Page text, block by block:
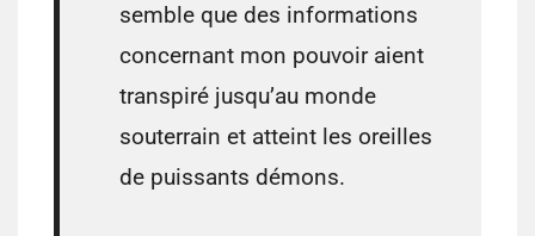
semble que des informations
concernant mon pouvoir aient
transpiré jusqu’au monde
souterrain et atteint les oreilles
de puissants démons.